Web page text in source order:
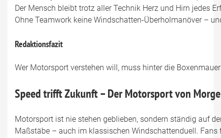
Der Mensch bleibt trotz aller Technik Herz und Hirn jedes
Ohne Teamwork keine Windschatten-Überholmanöver –
Redaktionsfazit
Wer Motorsport verstehen will, muss hinter die
Speed trifft Zukunft – Der Motorsport von
Motorsport ist nie stehen geblieben, sondern ständig auf
Maßstäbe – auch im klassischen Windschattenduell.